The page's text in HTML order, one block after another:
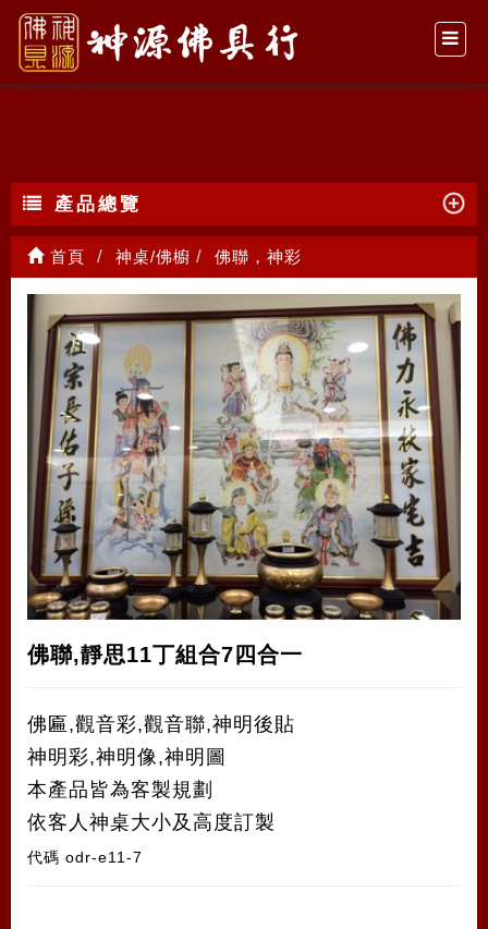
佛聯，神彩
產品總覽
首頁 神桌/佛櫥 佛聯，神彩
佛聯,靜思11丁組合7四合一
佛匾,觀音彩,觀音聯,神明後貼
神明彩,神明像,神明圖
本產品皆為客製規劃
依客人神桌大小及高度訂製
代碼 odr-e11-7